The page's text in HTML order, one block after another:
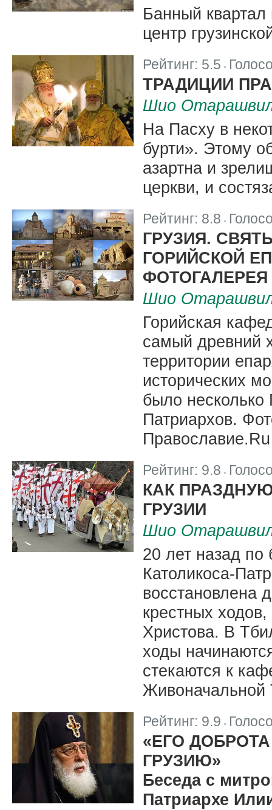
Банный квартал
центр
Рейтинг: 5.5
ТРАДИЦИИ
Шио
На Пасху в
бурти». Этому
азартна и
церкви, и
Рейтинг: 8.8
ГРУЗИЯ.
ГОРИЙСКОЙ
ФОТОГАЛЕРЕЯ
Шио
Горийская
самый древний
территории
исторических
было несколько
Патриархов.
Православие.Ru
Рейтинг: 9.8
КАК
ГРУЗИИ
Шио
20 лет назад по
Католикоса-
восстановлена
крестных
Христова. В
ходы
стекаются к
Живоначальной
Рейтинг: 9.9
«ЕГО
ГРУЗИЮ»
Беседа с
Патриархе